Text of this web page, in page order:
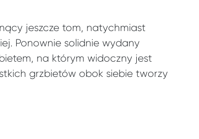
jeszcze tom, natychmiast
Ponownie solidnie wydany
na którym widoczny jest
grzbietów obok siebie tworzy